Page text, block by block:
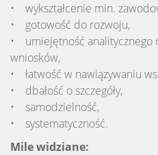
• wykształcenie min.
• gotowość do rozwoju,
• umiejętność analitycznego
wniosków,
• łatwość w nawiązywaniu
• dbałość o szczegóły,
• samodzielność,
• systematyczność.
Mile widziane: